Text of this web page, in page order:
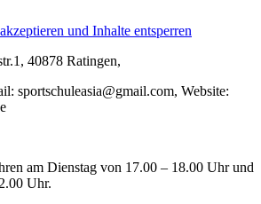
und Inhalte entsperren
40878 Ratingen,
sportschuleasia@gmail.com, Website:
am Dienstag von 17.00 – 18.00 Uhr und
Uhr.